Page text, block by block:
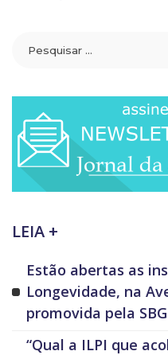
LEIA +
Estão abertas as
Longevidade, na
promovida pela
“Qual a ILPI que